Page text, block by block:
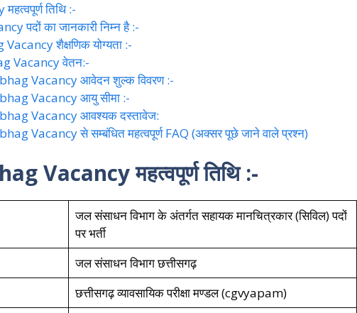
तिथि :-
पदों का जानकारी निम्न है :-
शैक्षणिक योग्यता :-
Vacancy वेतन:-
Vacancy आवेदन शुल्क विवरण :-
Vacancy आयु सीमा :-
Vacancy आवश्यक दस्तावेज:
Vacancy से सम्बंधित महत्वपूर्ण FAQ (अक्सर पूछे जाने वाले प्रश्न)
Vacancy महत्वपूर्ण तिथि :-
जल संसाधन विभाग के अंतर्गत सहायक मानचित्रकार (सिविल) पदों
पर भर्ती
जल संसाधन विभाग छत्तीसगढ़
छत्तीसगढ़ व्यावसायिक परीक्षा मण्डल (cgvyapam)